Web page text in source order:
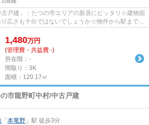
古戸建」：たつの市エリアの新居にピッタリ☆建物面
広さも十分ではないでしょうか☆物件から駅まで徒
1,480万円
(管理費・共益費 -)
所在階：-
間取り：3K
面積：120.17㎡
市龍野町中村/中古戸建
「 本竜野 」駅 徒歩3分